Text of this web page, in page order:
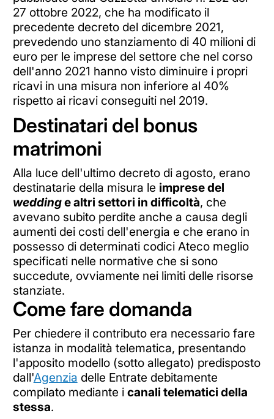
27 ottobre 2022, che ha modificato il
precedente decreto del dicembre 2021,
prevedendo uno stanziamento di 40 milioni di
euro per le imprese del settore che nel corso
dell'anno 2021 hanno visto diminuire i propri
ricavi in una misura non inferiore al 40%
rispetto ai ricavi conseguiti nel 2019.
Destinatari del bonus
matrimoni
Alla luce dell'ultimo decreto di agosto, erano
destinatarie della misura le imprese del
weddinge altri settori in difficoltà, che
avevano subito perdite anche a causa degli
aumenti dei costi dell'energia e che erano in
possesso di determinati codici Ateco meglio
specificati nelle normative che si sono
succedute, ovviamente nei limiti delle risorse
stanziate.
Come fare domanda
Per chiedere il contributo era necessario fare
istanza in modalità telematica, presentando
l'apposito modello (sotto allegato) predisposto
dall'Agenzia delle Entrate debitamente
compilato mediante i canali telematici della
stessa.